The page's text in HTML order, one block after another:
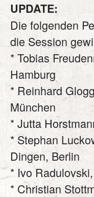
UPDATE:
Die folgenden
die Session
* Tobias
Hamburg
* Reinhard
München
* Jutta
* Stephan
Dingen, Berlin
* Ivo
* Christian